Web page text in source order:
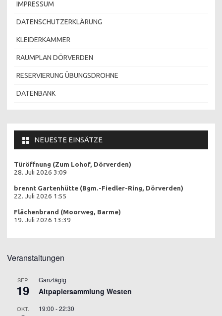
IMPRESSUM
DATENSCHUTZERKLÄRUNG
KLEIDERKAMMER
RAUMPLAN DÖRVERDEN
RESERVIERUNG ÜBUNGSDROHNE
DATENBANK
NEUESTE EINSÄTZE
Türöffnung (Zum Lohof, Dörverden)
28. Juli 2026 3:09
brennt Gartenhütte (Bgm.-Fiedler-Ring, Dörverden)
22. Juli 2026 1:55
Flächenbrand (Moorweg, Barme)
19. Juli 2026 13:39
Veranstaltungen
SEP.
19
Ganztägig
Altpapiersammlung Westen
OKT. 19:00 -22:30